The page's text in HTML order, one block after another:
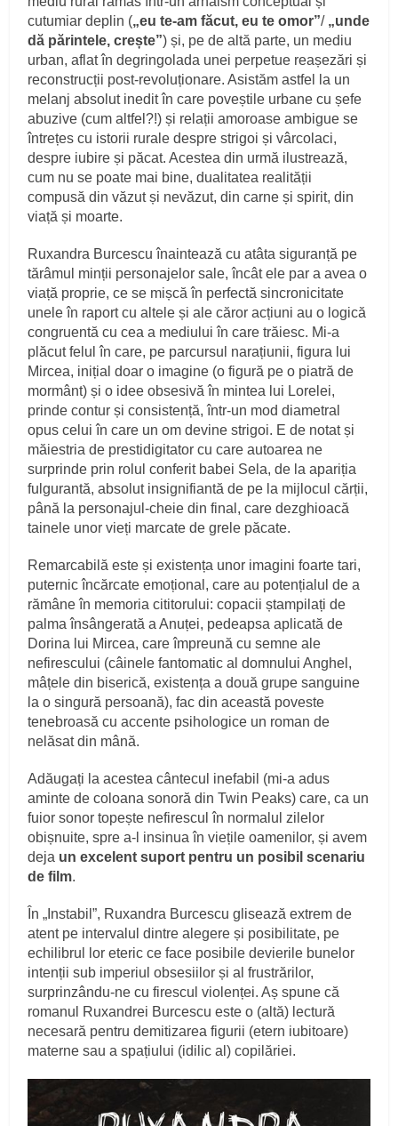
cutumiar deplin („eu te-am făcut, eu te omor”/ „unde
dă părintele, crește”) și, pe de altă parte, un mediu
urban, aflat în degringolada unei perpetue reașezări și
reconstrucții post-revoluționare. Asistăm astfel la un
melanj absolut inedit în care poveștile urbane cu șefe
abuzive (cum altfel?!) și relații amoroase ambigue se
întrețes cu istorii rurale despre strigoi și vârcolaci,
despre iubire și păcat. Acestea din urmă ilustrează,
cum nu se poate mai bine, dualitatea realității
compusă din văzut și nevăzut, din carne și spirit, din
viață și moarte.
Ruxandra Burcescu înaintează cu atâta siguranță pe
tărâmul minții personajelor sale, încât ele par a avea o
viață proprie, ce se mișcă în perfectă sincronicitate
unele în raport cu altele și ale căror acțiuni au o logică
congruentă cu cea a mediului în care trăiesc. Mi-a
plăcut felul în care, pe parcursul narațiunii, figura lui
Mircea, inițial doar o imagine (o figură pe o piatră de
mormânt) și o idee obsesivă în mintea lui Lorelei,
prinde contur și consistență, într-un mod diametral
opus celui în care un om devine strigoi. E de notat și
măiestria de prestidigitator cu care autoarea ne
surprinde prin rolul conferit babei Sela, de la apariția
fulgurantă, absolut insignifiantă de pe la mijlocul cărții,
până la personajul-cheie din final, care dezghioacă
tainele unor vieți marcate de grele păcate.
Remarcabilă este și existența unor imagini foarte tari,
puternic încărcate emoțional, care au potențialul de a
rămâne în memoria cititorului: copacii ștampilați de
palma însângerată a Anuței, pedeapsa aplicată de
Dorina lui Mircea, care împreună cu semne ale
nefirescului (câinele fantomatic al domnului Anghel,
mâțele din biserică, existența a două grupe sanguine
la o singură persoană), fac din această poveste
tenebroasă cu accente psihologice un roman de
nelăsat din mână.
Adăugați la acestea cântecul inefabil (mi-a adus
aminte de coloana sonoră din Twin Peaks) care, ca un
fuior sonor topește nefirescul în normalul zilelor
obișnuite, spre a-l insinua în viețile oamenilor, și avem
deja un excelent suport pentru un posibil scenariu
de film.
În „Instabil”, Ruxandra Burcescu glisează extrem de
atent pe intervalul dintre alegere și posibilitate, pe
echilibrul lor eteric ce face posibile devierile bunelor
intenții sub imperiul obsesiilor și al frustrărilor,
surprinzându-ne cu firescul violenței. Aș spune că
romanul Ruxandrei Burcescu este o (altă) lectură
necesară pentru demitizarea figurii (etern iubitoare)
materne sau a spațiului (idilic al) copilăriei.